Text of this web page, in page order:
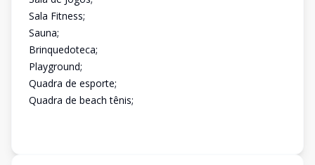
Sala Fitness;
Sauna;
Brinquedoteca;
Playground;
Quadra de esporte;
Quadra de beach tênis;